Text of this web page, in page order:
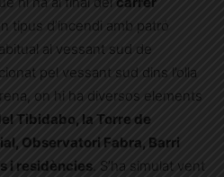
tipus d’incendi amb patró
al vessant sud de
pel vessant sud dins l’olla
on hi ha diversos elements
Tibidabo, la Torre de
Observatori Fabra, Barri
i residències. S’ha simulat vent